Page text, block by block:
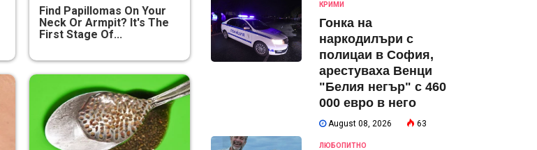
Find Papillomas On Your
Neck Or Armpit? It's The
First Stage Of...
КРИМИ
Гонка на
наркодилъри с
полицаи в София,
арестуваха Венци
"Белия негър" с 460
000 евро в него
August 08, 2026 63
ЛЮБОПИТНО